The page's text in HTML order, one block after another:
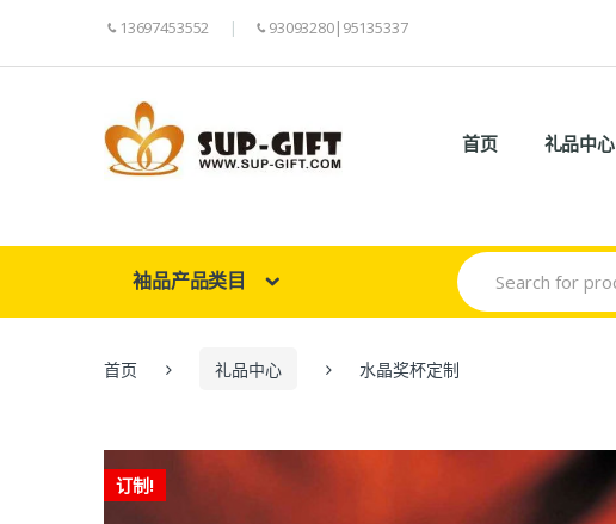
13697453552 93093280|95135337
首页 礼品中心
袖品产品类目
Search
for:
首页 礼品中心 水晶奖杯定制
订制!